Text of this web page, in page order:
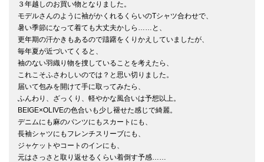
３年越しのお買い物となりました。
モデルさんのように袖がかくれるくらいのTシャツ合わせで、
暑い季節になって着ても大丈夫かしら……と、
更年期の汗かきもあるので躊躇をくりかえしていましたが、
毎年夏が近づいてくると、
袖のない羽織り物を捜していることを考えたら、
これこそふさわしいのでは？と思い切りました。
届いて包みを開けて手に取ってみたら、
ふんわり、ざっくり、軽やかな風合いは予想以上。
BEIGE×OLIVEの色合いも少し褪せた感じで綺麗。
デニムにも麻のパンツにもスカートにも、
長袖シャツにもフレンチスリーブにも、
ジャケットやコートのインにも、
元はさっさと取り返せるくらい着倒す予感……